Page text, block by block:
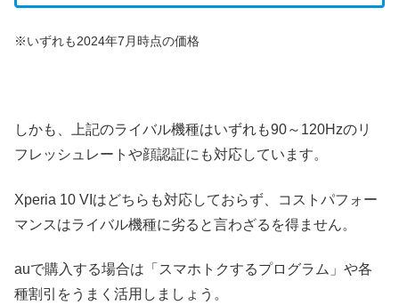
※いずれも2024年7月時点の価格
しかも、上記のライバル機種はいずれも90～120Hzのリ
フレッシュレートや顔認証にも対応しています。
Xperia 10 VIはどちらも対応しておらず、コストパフォー
マンスはライバル機種に劣ると言わざるを得ません。
auで購入する場合は「スマホトクするプログラム」や各
種割引をうまく活用しましょう。